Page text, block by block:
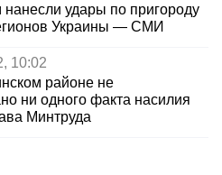
нанесли удары по пригороду
Украины — СМИ
10:02
районе не
ни одного факта насилия
Минтруда